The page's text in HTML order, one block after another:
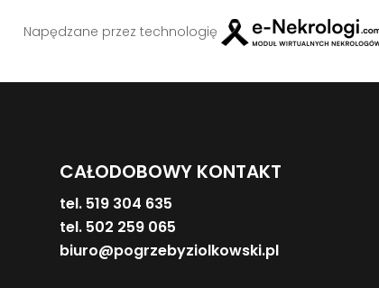
Napędzane przez technologię
CAŁODOBOWY KONTAKT
tel. 519 304 635
tel. 502 259 065
biuro@pogrzebyziolkowski.pl